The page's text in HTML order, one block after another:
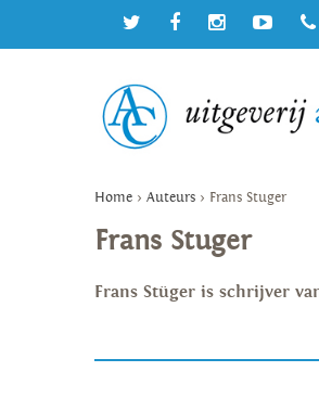
Home > Auteurs > Frans Stuger
Frans Stuger
Frans Stüger is schrijver